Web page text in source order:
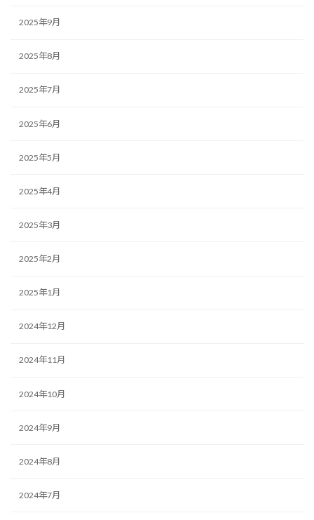
2025年9月
2025年8月
2025年7月
2025年6月
2025年5月
2025年4月
2025年3月
2025年2月
2025年1月
2024年12月
2024年11月
2024年10月
2024年9月
2024年8月
2024年7月